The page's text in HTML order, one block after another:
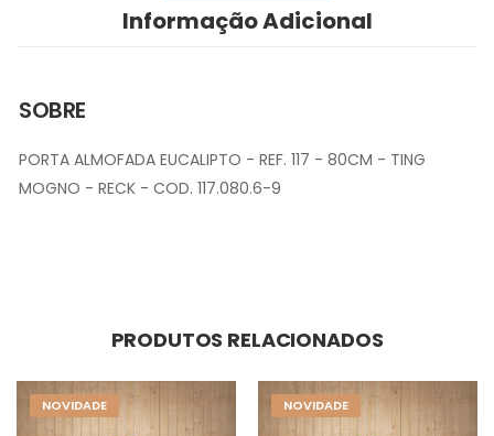
Informação Adicional
SOBRE
PORTA ALMOFADA EUCALIPTO - REF. 117 - 80CM - TING
MOGNO - RECK - COD. 117.080.6-9
PRODUTOS RELACIONADOS
NOVIDADE NOVIDADE